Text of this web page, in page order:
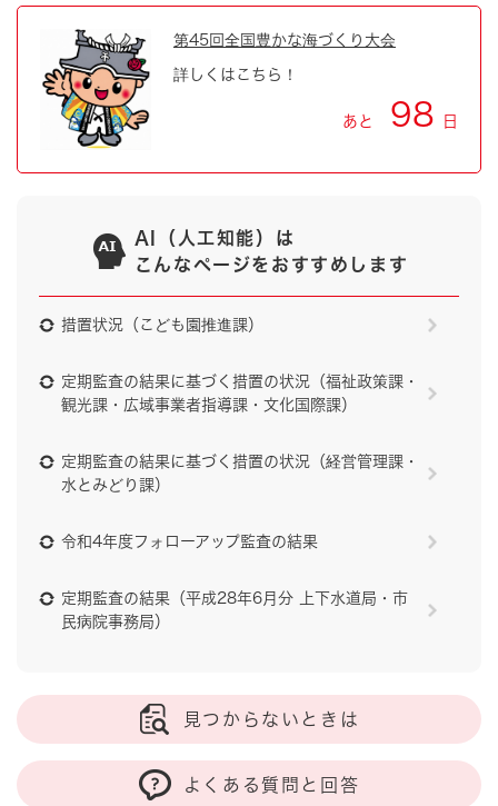
第45回全国豊かな海づくり大会
詳しくはこちら！
あと 98 日
AI（人工知能）は
こんなページをおすすめします
措置状況（こども園推進課）
定期監査の結果に基づく措置の状況（福祉政策課・
観光課・広域事業者指導課・文化国際課）
定期監査の結果に基づく措置の状況（経営管理課・
水とみどり課）
令和4年度フォローアップ監査の結果
定期監査の結果（平成28年6月分 上下水道局・市
民病院事務局）
見つからないときは
よくある質問と回答